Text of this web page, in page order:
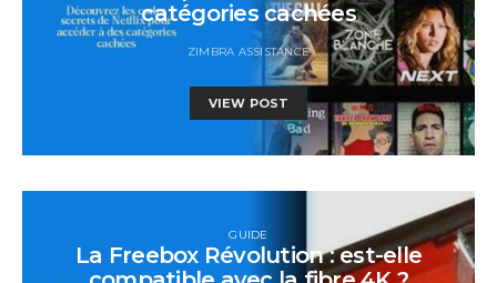
catégories cachées
ZIMBRA ASSISTANCE
VIEW POST
GUIDE
La Freebox Révolution : est-elle